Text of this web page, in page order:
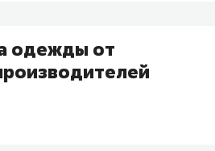
одежды от